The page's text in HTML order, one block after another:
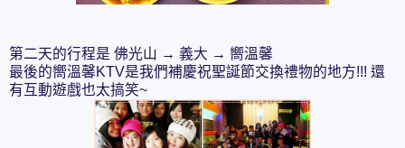
第二天的行程是 佛光山 → 義大 → 嚮溫馨
最後的嚮溫馨KTV是我們補慶祝聖誕節交換禮物的地方!!! 還
有互動遊戲也太搞笑~